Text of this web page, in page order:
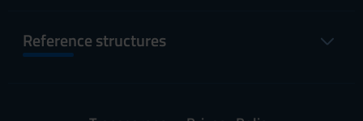
Reference structures